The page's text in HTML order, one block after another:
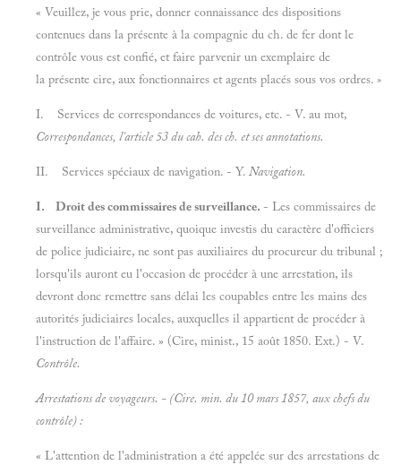
« Veuillez, je vous prie, donner connaissance des dispositions
contenues dans la présente à la compagnie du ch. de fer dont le
contrôle vous est confié, et faire parvenir un exemplaire de
la présente cire, aux fonctionnaires et agents placés sous vos ordres. »
I. Services de correspondances de voitures, etc. - V. au mot,
Correspondances, l'article 53 du cah. des ch. et ses annotations.
II. Services spéciaux de navigation. - Y. Navigation.
I. Droit des commissaires de surveillance. - Les commissaires de
surveillance administrative, quoique investis du caractère d'officiers
de police judiciaire, ne sont pas auxiliaires du procureur du tribunal ;
lorsqu'ils auront eu l'occasion de procéder à une arrestation, ils
devront donc remettre sans délai les coupables entre les mains des
autorités judiciaires locales, auxquelles il appartient de procéder à
l'instruction de l'affaire. » (Cire, minist., 15 août 1850. Ext.) - V.
Contrôle.
Arrestations de voyageurs. - (Cire. min. du 10 mars 1857, aux chefs du
contrôle) :
« L'attention de l'administration a été appelée sur des arrestations de